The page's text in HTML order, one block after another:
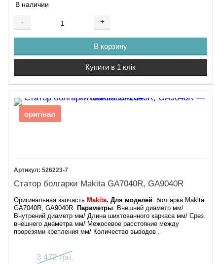
В наличии
- +
В корзину
Купити в 1 клік
оригінал
526223-7
Статор болгарки Makita GA7040R, GA9040R
Оригинальная запчасть Makita. Для моделей: болгарка Makita
GA7040R, GA9040R. Параметры: Внешний диаметр мм/
Внутрений диаметр мм/ Длина шихтованного каркаса мм/ Срез
внешнего диаметра мм/ Межосевое расстояние между
прорезями крепления мм/ Количество выводов .
3 472 грн.